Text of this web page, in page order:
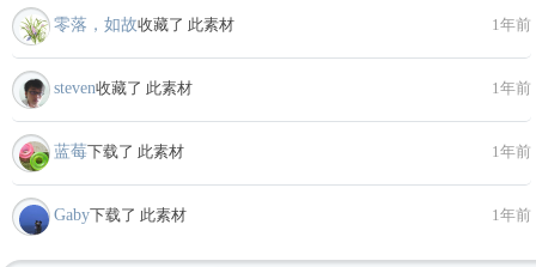
零落，如故收藏了 此素材 1年前
steven收藏了 此素材 1年前
蓝莓下载了 此素材 1年前
Gaby下载了 此素材 1年前